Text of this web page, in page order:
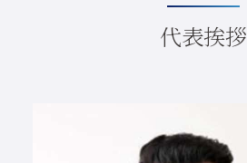
代表挨拶